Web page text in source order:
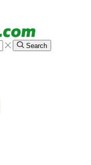
Search